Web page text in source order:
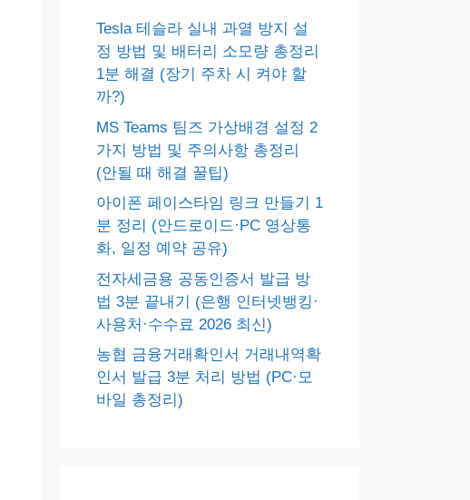
Tesla 테슬라 실내 과열 방지 설
정 방법 및 배터리 소모량 총정리
1분 해결 (장기 주차 시 켜야 할
까?)
MS Teams 팀즈 가상배경 설정 2
가지 방법 및 주의사항 총정리
(안될 때 해결 꿀팁)
아이폰 페이스타임 링크 만들기 1
분 정리 (안드로이드·PC 영상통
화, 일정 예약 공유)
전자세금용 공동인증서 발급 방
법 3분 끝내기 (은행 인터넷뱅킹·
사용처·수수료 2026 최신)
농협 금융거래확인서 거래내역확
인서 발급 3분 처리 방법 (PC·모
바일 총정리)